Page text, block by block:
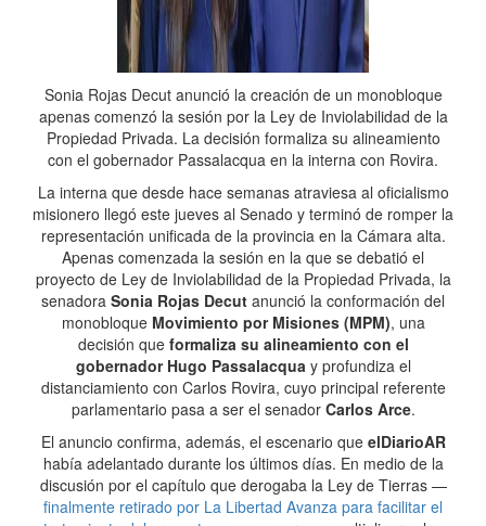
Sonia Rojas Decut anunció la creación de un monobloque
apenas comenzó la sesión por la Ley de Inviolabilidad de la
Propiedad Privada. La decisión formaliza su alineamiento
con el gobernador Passalacqua en la interna con Rovira.
La interna que desde hace semanas atraviesa al oficialismo
misionero llegó este jueves al Senado y terminó de romper la
representación unificada de la provincia en la Cámara alta.
Apenas comenzada la sesión en la que se debatió el
proyecto de Ley de Inviolabilidad de la Propiedad Privada, la
senadora Sonia Rojas Decut anunció la conformación del
monobloque Movimiento por Misiones (MPM), una
decisión que formaliza su alineamiento con el
gobernador Hugo Passalacquay profundiza el
distanciamiento con Carlos Rovira, cuyo principal referente
parlamentario pasa a ser el senador Carlos Arce.
El anuncio confirma, además, el escenario que elDiarioAR
había adelantado durante los últimos días. En medio de la
discusión por el capítulo que derogaba la Ley de Tierras —
finalmente retirado por La Libertad Avanza para facilitar el